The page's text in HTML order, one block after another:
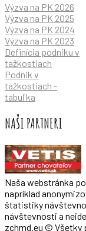
Výzva na PK 2026
Výzva na PK 2025
Výzva na PK 2024
Výzva na PK 2023
Definícia podniku v
tažkostiach
Podnik v
tažkostiach -
tabuľka
NAŠI PARTNERI
Naša webstránka
napríklad
štatistiky
návštevnosti a
zchmd.eu © Všetky